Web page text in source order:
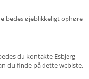
bedes øjeblikkeligt ophøre
du kontakte Esbjerg
du finde på dette webiste.